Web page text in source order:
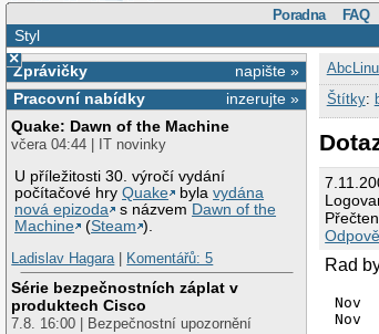
Poradna FAQ
Styl
×
napište »
Zprávičky
inzerujte »
Pracovní nabídky
Quake: Dawn of the Machine
včera 04:44 | IT novinky
U příležitosti 30. výročí vydání
počítačové hryQuake bylavydána
nová epizoda
s názvem Dawn of the
Machine
(Steam ).
Ladislav Hagara| Komentářů: 5
Série bezpečnostních záplat v
produktech Cisco
7.8. 16:00 | Bezpečnostní upozornění
Štítky:
Rad
Nov